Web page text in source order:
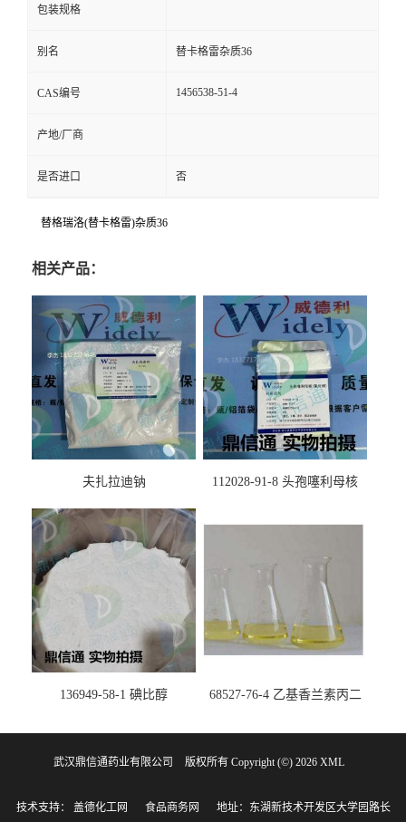
包装规格
别名 替卡格雷杂质36
CAS编号 1456538-51-4
产地/厂商
是否进口 否
替格瑞洛(替卡格雷)杂质36
相关产品：
夫扎拉迪钠
112028-91-8 头孢噻利母核
136949-58-1 碘比醇
68527-76-4 乙基香兰素丙二
剂 -香精香料 -鼎信通李杰
武汉鼎信通药业有限公司 版权所有 Copyright (©) 2026 XML
技术支持： 盖德化工网 食品商务网 地址：东湖新技术开发区大学园路长